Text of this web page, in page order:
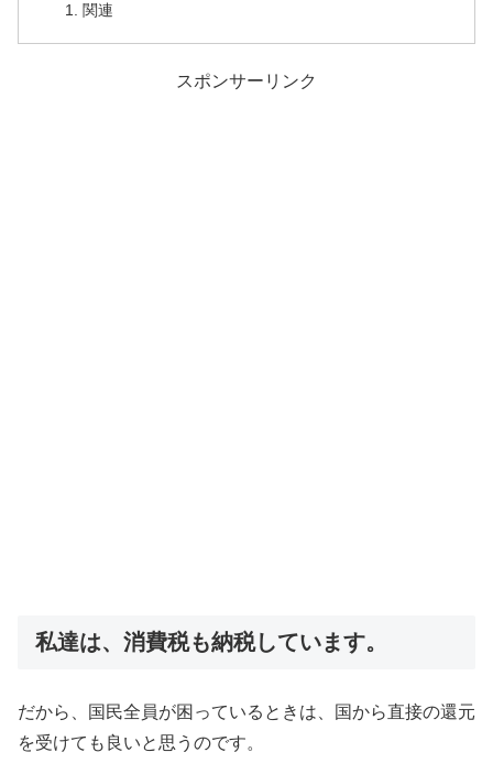
関連
スポンサーリンク
私達は、消費税も納税しています。
だから、国民全員が困っているときは、国から直接の還元
を受けても良いと思うのです。